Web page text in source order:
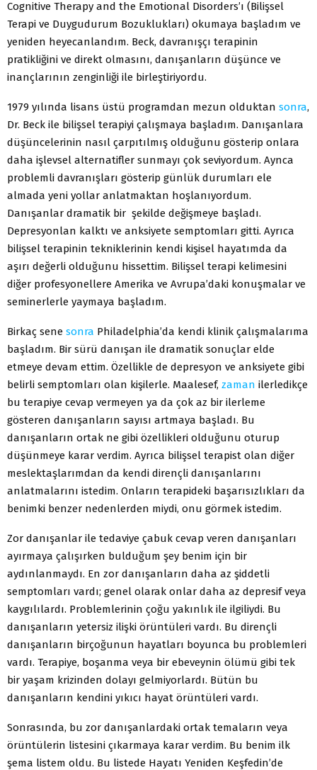
Cognitive Therapy and the Emotional Disorders’ı (Bilişsel
Terapi ve Duygudurum Bozuklukları) okumaya başladım ve
yeniden heyecanlandım. Beck, davranışçı terapinin
pratikliğini ve direkt olmasını, danışanların düşünce ve
inançlarının zenginliği ile birleştiriyordu.
1979 yılında lisans üstü programdan mezun olduktan sonra,
Dr. Beck ile bilişsel terapiyi çalışmaya başladım. Danışanlara
düşüncelerinin nasıl çarpıtılmış olduğunu gösterip onlara
daha işlevsel alternatifler sunmayı çok seviyordum. Aynca
problemli davranışları gösterip günlük durumları ele
almada yeni yollar anlatmaktan hoşlanıyordum.
Danışanlar dramatik bir şekilde değişmeye başladı.
Depresyonlan kalktı ve anksiyete semptomları gitti. Ayrıca
bilişsel terapinin tekniklerinin kendi kişisel hayatımda da
aşırı değerli olduğunu hissettim. Bilişsel terapi kelimesini
diğer profesyonellere Amerika ve Avrupa’daki konuşmalar ve
seminerlerle yaymaya başladım.
Birkaç sene sonra Philadelphia’da kendi klinik çalışmalarıma
başladım. Bir sürü danışan ile dramatik sonuçlar elde
etmeye devam ettim. Özellikle de depresyon ve anksiyete gibi
belirli semptomları olan kişilerle. Maalesef, zaman ilerledikçe
bu terapiye cevap vermeyen ya da çok az bir ilerleme
gösteren danışanların sayısı artmaya başladı. Bu
danışanların ortak ne gibi özellikleri olduğunu oturup
düşünmeye karar verdim. Ayrıca bilişsel terapist olan diğer
meslektaşlarımdan da kendi dirençli danışanlarını
anlatmalarını istedim. Onların terapideki başarısızlıkları da
benimki benzer nedenlerden miydi, onu görmek istedim.
Zor danışanlar ile tedaviye çabuk cevap veren danışanları
ayırmaya çalışırken bulduğum şey benim için bir
aydınlanmaydı. En zor danışanların daha az şiddetli
semptomları vardı; genel olarak onlar daha az depresif veya
kaygılılardı. Problemlerinin çoğu yakınlık ile ilgiliydi. Bu
danışanların yetersiz ilişki örüntüleri vardı. Bu dirençli
danışanların birçoğunun hayatları boyunca bu problemleri
vardı. Terapiye, boşanma veya bir ebeveynin ölümü gibi tek
bir yaşam krizinden dolayı gelmiyorlardı. Bütün bu
danışanların kendini yıkıcı hayat örüntüleri vardı.
Sonrasında, bu zor danışanlardaki ortak temaların veya
örüntülerin listesini çıkarmaya karar verdim. Bu benim ilk
şema listem oldu. Bu listede Hayatı Yeniden Keşfedin’de